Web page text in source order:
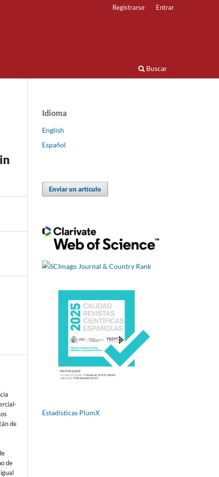
Buscar
Registrarse Entrar
de
de
Idioma
English
Español
Enviar un artículo
Estadísticas PlumX